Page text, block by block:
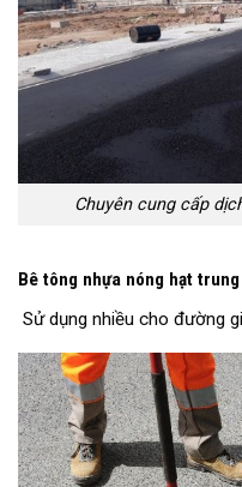
Chuyên cung cấp
Bê tông nhựa nóng hạt
Sử dụng nhiều cho đường